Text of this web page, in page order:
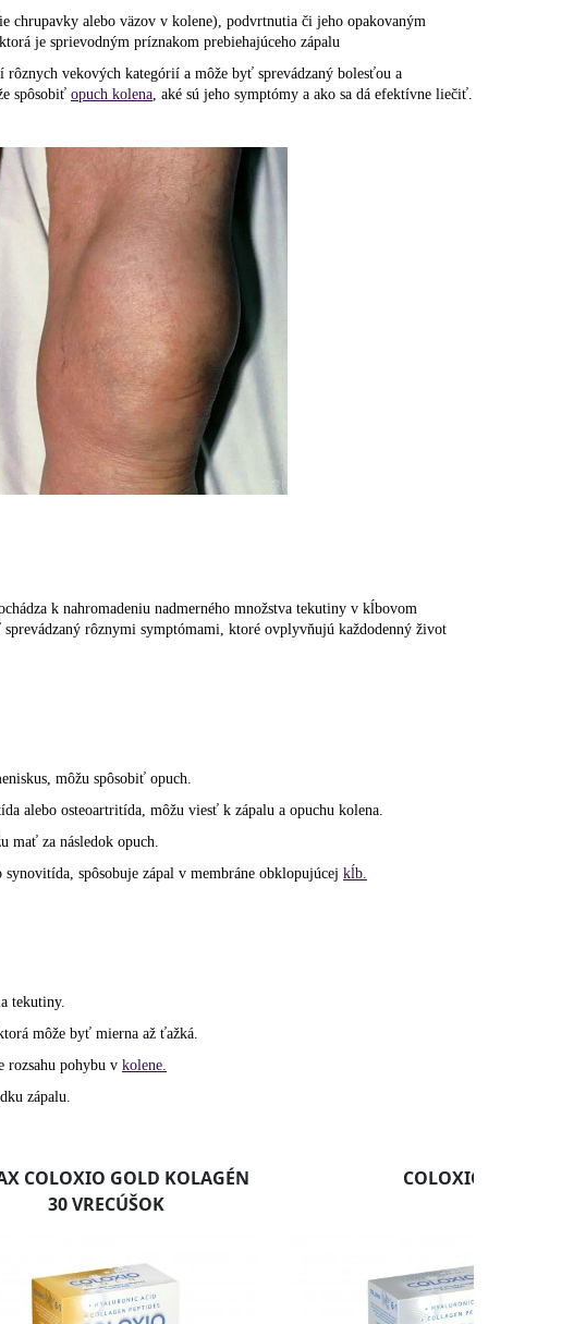
chrupavky alebo väzov v kolene), podvrtnutia či jeho opakovaným
je sprievodným príznakom prebiehajúceho zápalu
vekových kategórií a môže byť sprevádzaný bolesťou a
spôsobiť opuch kolena, aké sú jeho symptómy a ako sa dá efektívne liečiť.
k nahromadeniu nadmerného množstva tekutiny v kĺbovom
rôznymi symptómami, ktoré ovplyvňujú každodenný život
môžu spôsobiť opuch.
alebo osteoartritída, môžu viesť k zápalu a opuchu kolena.
mať za následok opuch.
synovitída, spôsobuje zápal v membráne obklopujúcej kĺb.
tekutiny.
môže byť mierna až ťažká.
rozsahu pohybu v kolene.
zápalu.